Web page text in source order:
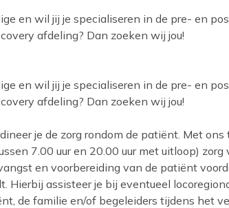
en wil jij je specialiseren in de pre- en
afdeling? Dan zoeken wij jou!
en wil jij je specialiseren in de pre- en
afdeling? Dan zoeken wij jou!
je de zorg rondom de patiënt. Met ons
7.00 uur en 20.00 uur met uitloop) zorg
en voorbereiding van de patiënt
Hierbij assisteer je bij eventueel
de familie en/of begeleiders tijdens het